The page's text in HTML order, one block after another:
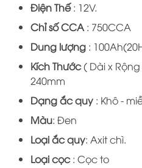
Điện Thế: 12V.
Chỉ số CCA: 750CCA
Dung lượng :
Kích Thước( Dài x Rộng
240mm
Dạng ắc quy : Khô -
Màu: Đen
Loại ắc quy: Axit chì.
Loại cọc: Cọc to